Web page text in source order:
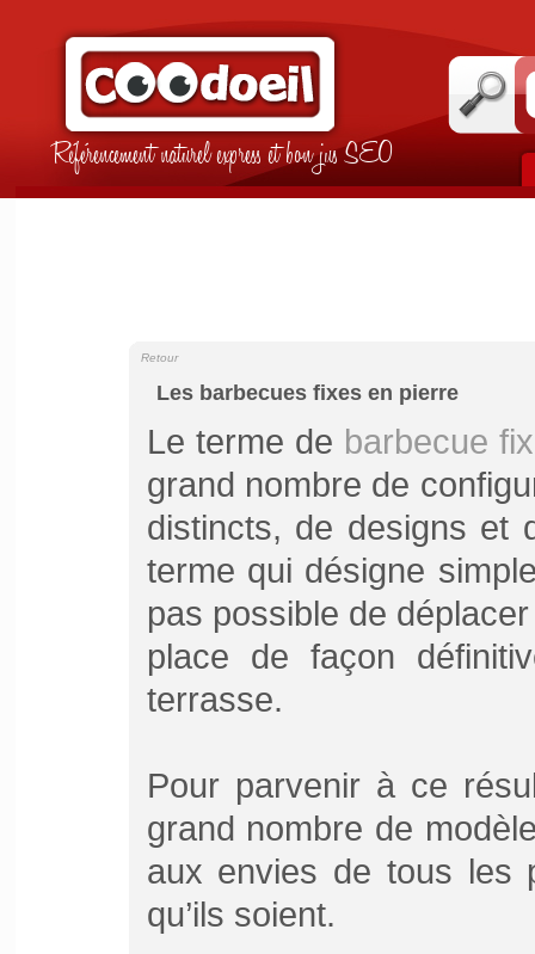
Référencement naturel express et bon jus SEO
Les barbecues fixes en pierre
Retour
Le terme de barbecue
grand nombre de
distincts, de designs et
terme qui désigne
pas possible de
place de façon
terrasse.
Pour parvenir à ce
grand nombre de
aux envies de tous les
qu’ils soient.